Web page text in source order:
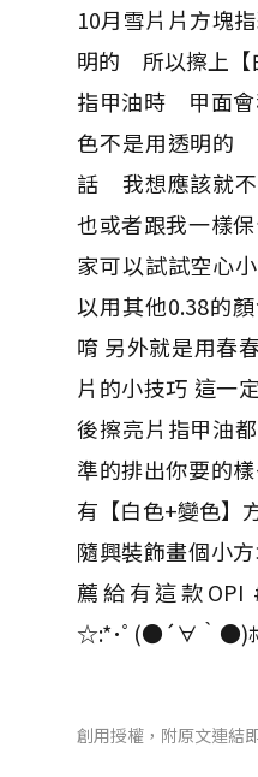
10月雪片片方塊
明的 所以擦上【
指甲油時 甲面會
色不是用透明的
話 我想應該就不
也或者跟我一樣
家可以試試空心
以用其他0.38的
唷 另外就是用春
片的小技巧 這一
後擦亮片指甲油
準的排出你要的
有【白色+變色
隨興裝飾畫個小
薦給有這款OPI
☆:*･ﾟ(●´∀｀●)ﾎ
創用授權，附原文連結